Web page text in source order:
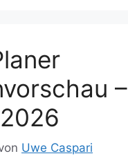
–
Uwe Caspari